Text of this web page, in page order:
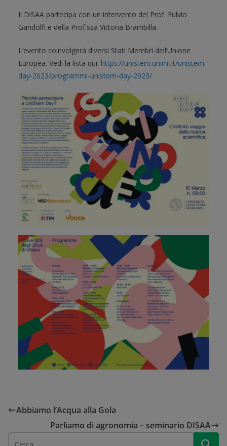
Il DiSAA partecipa con un intervento del Prof. Fulvio
Gandolfi e della Prof.ssa Vittoria Brambilla.
L’evento coinvolgerà diversi Stati Membri dell’Unione
Europea. Vedi la lista qui: https://unistem.unimi.it/unistem-
day-2023/programmi-unistem-day-2023/
Abbiamo l’Acqua alla Gola
Parliamo di agronomia – seminario DISAA